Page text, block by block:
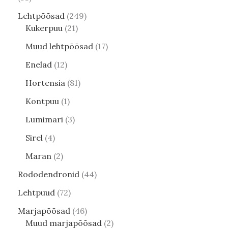
Lehtpõõsad 249
Kukerpuu 21
Muud lehtpõõsad 17
Enelad 12
Hortensia 81
Kontpuu 1
Lumimari 3
Sirel 4
Maran 2
Rododendronid 44
Lehtpuud 72
Marjapõõsad 46
Muud marjapõõsad 2